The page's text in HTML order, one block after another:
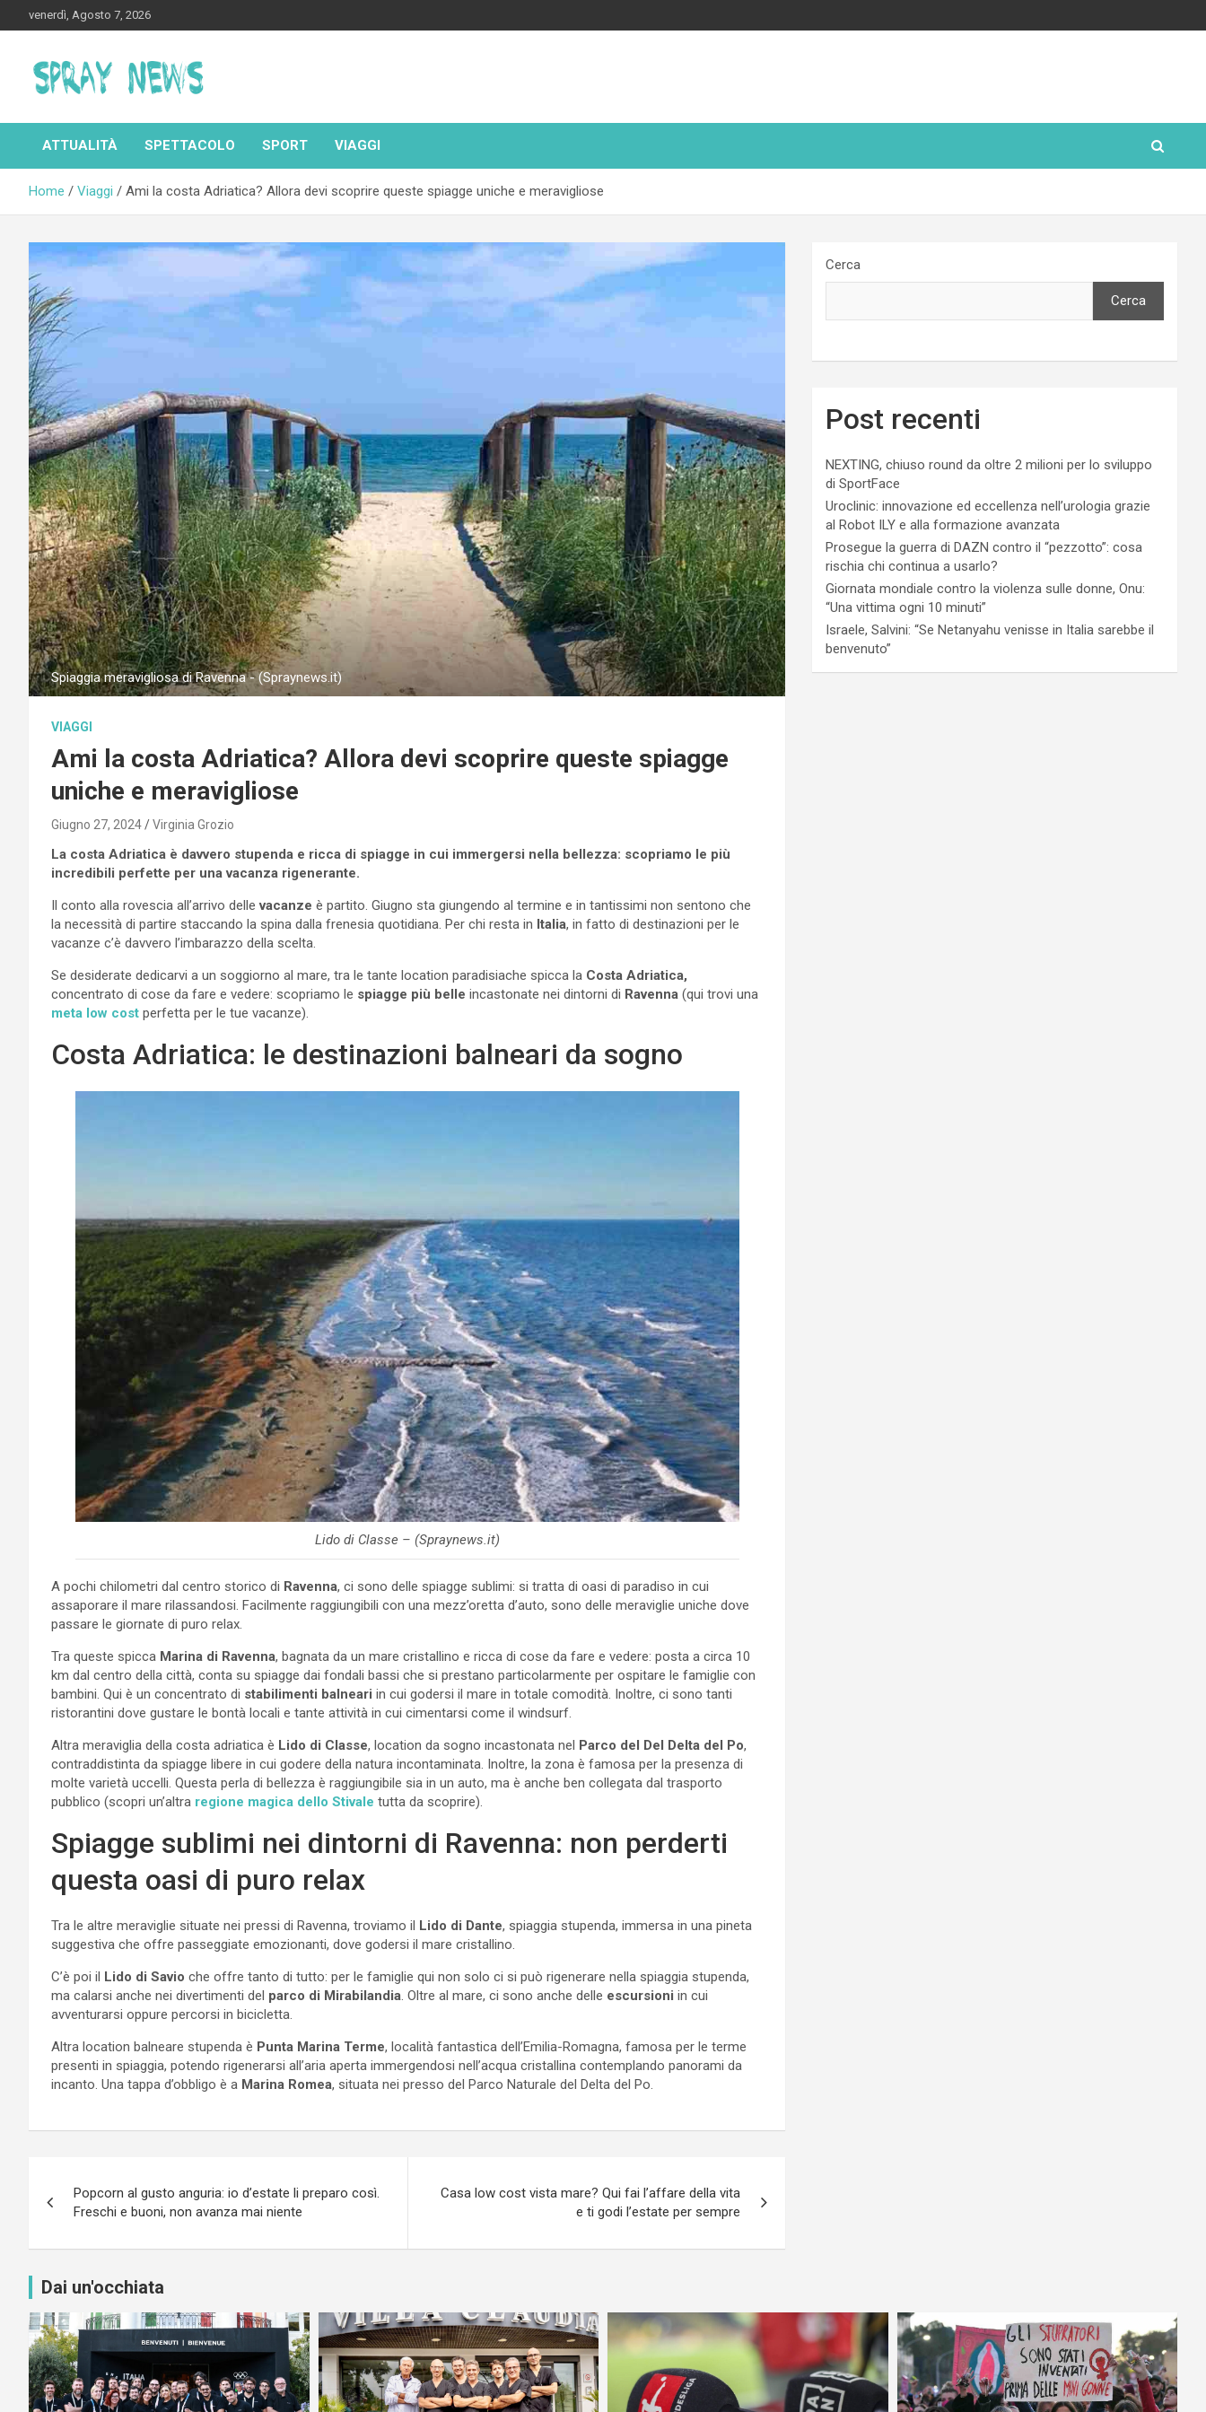
to
venerdì, Agosto 7, 2026
Spraynews.it
ATTUALITÀ SPETTACOLO SPORT VIAGGI
Home Viaggi Ami la costa Adriatica? Allora devi scoprire queste spiagge uniche e meravigliose
Spiaggia meravigliosa di Ravenna - (Spraynews.it)
VIAGGI
Ami la costa Adriatica? Allora devi scoprire queste spiagge
uniche e meravigliose
Giugno 27, 2024 Virginia Grozio
La costa Adriatica è davvero stupenda e ricca di spiagge in cui immergersi nella bellezza: scopriamo le più
incredibili perfette per una vacanza rigenerante.
Il conto alla rovescia all’arrivo dellevacanze è partito. Giugno sta giungendo al termine e in tantissimi non sentono che
la necessità di partire staccando la spina dalla frenesia quotidiana. Per chi resta in Italia, in fatto di destinazioni per le
vacanze c’è davvero l’imbarazzo della scelta.
Se desiderate dedicarvi a un soggiorno al mare, tra le tante location paradisiache spicca la Costa Adriatica,
concentrato di cose da fare e vedere: scopriamo le spiagge più belle incastonate nei dintorni di Ravenna (qui trovi una
meta low cost perfetta per le tue vacanze).
Costa Adriatica: le destinazioni balneari da sogno
Lido di Classe – (Spraynews.it)
A pochi chilometri dal centro storico di Ravenna, ci sono delle spiagge sublimi: si tratta di oasi di paradiso in cui
assaporare il mare rilassandosi. Facilmente raggiungibili con una mezz’oretta d’auto, sono delle meraviglie uniche dove
passare le giornate di puro relax.
Tra queste spicca Marina di Ravenna, bagnata da un mare cristallino e ricca di cose da fare e vedere: posta a circa 10
km dal centro della città, conta su spiagge dai fondali bassi che si prestano particolarmente per ospitare le famiglie con
bambini. Qui è un concentrato di stabilimenti balneari in cui godersi il mare in totale comodità. Inoltre, ci sono tanti
ristorantini dove gustare le bontà locali e tante attività in cui cimentarsi come il windsurf.
Altra meraviglia della costa adriatica è Lido di Classe, location da sogno incastonata nel Parco del Del Delta del Po,
contraddistinta da spiagge libere in cui godere della natura incontaminata. Inoltre, la zona è famosa per la presenza di
molte varietà uccelli. Questa perla di bellezza è raggiungibile sia in un auto, ma è anche ben collegata dal trasporto
pubblico (scopri un’altra regione magica dello Stivale tutta da scoprire).
Spiagge sublimi nei dintorni di Ravenna: non perderti
questa oasi di puro relax
Tra le altre meraviglie situate nei pressi di Ravenna, troviamo il Lido di Dante, spiaggia stupenda, immersa in una pineta
suggestiva che offre passeggiate emozionanti, dove godersi il mare cristallino.
C’è poi il Lido di Savio che offre tanto di tutto: per le famiglie qui non solo ci si può rigenerare nella spiaggia stupenda,
ma calarsi anche nei divertimenti del parco di Mirabilandia . Oltre al mare, ci sono anche delle escursioni in cui
avventurarsi oppure percorsi in bicicletta.
Altra location balneare stupenda è Punta Marina Terme, località fantastica dell’Emilia-Romagna, famosa per le terme
presenti in spiaggia, potendo rigenerarsi all’aria aperta immergendosi nell’acqua cristallina contemplando panorami da
incanto. Una tappa d’obbligo è a Marina Romea, situata nei presso del Parco Naturale del Delta del Po.
articoli
Popcorn al gusto anguria: io d’estate li preparo così.
Freschi e buoni, non avanza mai niente
Casa low cost vista mare? Qui fai l’affare della vita
e ti godi l’estate per sempre
Cerca
Cerca
Post recenti
NEXTING, chiuso round da oltre 2 milioni per lo sviluppo
di SportFace
Uroclinic: innovazione ed eccellenza nell’urologia grazie
al Robot ILY e alla formazione avanzata
Prosegue la guerra di DAZN contro il “pezzotto”: cosa
rischia chi continua a usarlo?
Giornata mondiale contro la violenza sulle donne, Onu:
“Una vittima ogni 10 minuti”
Israele, Salvini: “Se Netanyahu venisse in Italia sarebbe il
benvenuto”
Dai un'occhiata